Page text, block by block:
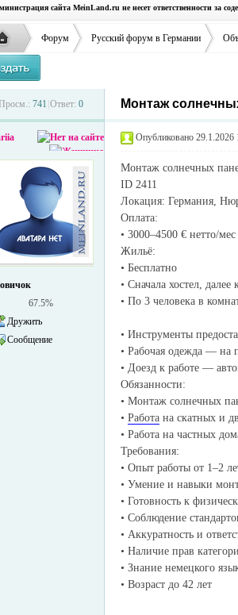
сайта MeinLand.ru не несет ответственности за
и
›
Форум
›
Русский форум в Германии
›
741 Ответ: 0 Монтаж
67.5%
Дружить
Сообщение
Опубликовано 29.1.2026
Монтаж солнечных
ID 2411
Локация: Германия,
Оплата:
• 3000–4500 € нетто/
Жильё:
• Бесплатно
• Сначала хостел, далее
• По 3 человека в
• Инструменты
• Рабочая одежда — на
• Доезд к работе —
Обязанности:
• Монтаж солнечных
• Работа на скатных и
• Работа на частных
Требования:
• Опыт работы от 1–2
• Умение и навыки
• Готовность к
• Соблюдение
• Аккуратность и
• Наличие прав
• Знание немецкого
• Возраст до 42 лет